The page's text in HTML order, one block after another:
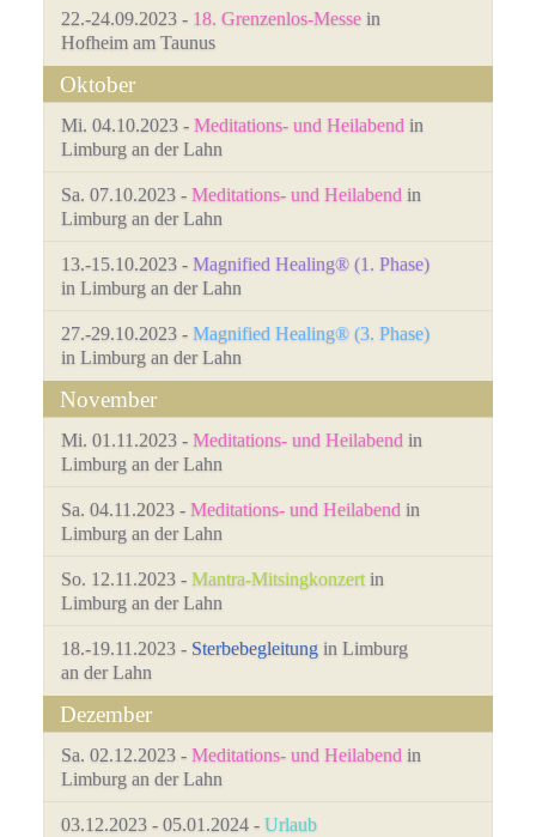
22.-24.09.2023 - 18. Grenzenlos-Messe in
Hofheim am Taunus
Oktober
Mi. 04.10.2023 - Meditations- und Heilabend in
Limburg an der Lahn
Sa. 07.10.2023 - Meditations- und Heilabend in
Limburg an der Lahn
13.-15.10.2023 - Magnified Healing® (1. Phase)
in Limburg an der Lahn
27.-29.10.2023 - Magnified Healing® (3. Phase)
in Limburg an der Lahn
November
Mi. 01.11.2023 - Meditations- und Heilabend in
Limburg an der Lahn
Sa. 04.11.2023 - Meditations- und Heilabend in
Limburg an der Lahn
So. 12.11.2023 - Mantra-Mitsingkonzertin
Limburg an der Lahn
18.-19.11.2023 - Sterbebegleitung in Limburg
an der Lahn
Dezember
Sa. 02.12.2023 - Meditations- und Heilabend in
Limburg an der Lahn
03.12.2023 - 05.01.2024 - Urlaub